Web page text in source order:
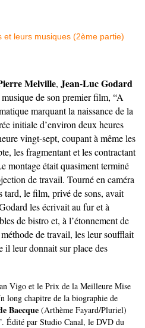
Melville, Jean-Luc Godard
de son premier film, “A
marquant la naissance de la
initiale d’environ deux heures
vingt-sept, coupant à même les
les fragmentant et les contractant
montage était quasiment terminé
de travail. Tourné en caméra
tard, le film, privé de sons, avait
les écrivait au fur et à
de bistro et, à l’étonnement de
de travail, les leur soufflait
il leur donnait sur place des
Vigo et le Prix de la Meilleure Mise
long chapitre de la biographie de
Baecque (Arthème Fayard/Pluriel)
Édité par Studio Canal, le DVD du